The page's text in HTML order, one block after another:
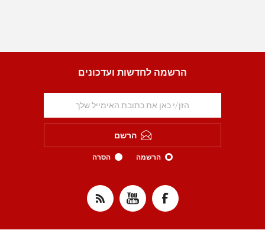
הרשמה לחדשות ועדכונים
הרשם
הרשמה הסרה